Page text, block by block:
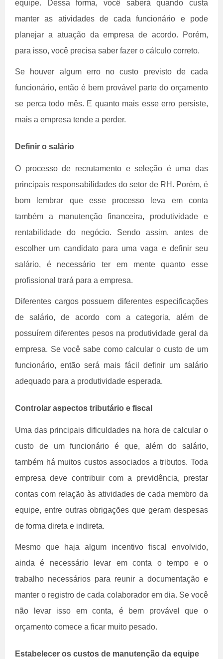
equipe. Dessa forma, você saberá quando custa
manter as atividades de cada funcionário e pode
planejar a atuação da empresa de acordo. Porém,
para isso, você precisa saber fazer o cálculo correto.
Se houver algum erro no custo previsto de cada
funcionário, então é bem provável parte do orçamento
se perca todo mês. E quanto mais esse erro persiste,
mais a empresa tende a perder.
Definir o salário
O processo de recrutamento e seleção é uma das
principais responsabilidades do setor de RH. Porém, é
bom lembrar que esse processo leva em conta
também a manutenção financeira, produtividade e
rentabilidade do negócio. Sendo assim, antes de
escolher um candidato para uma vaga e definir seu
salário, é necessário ter em mente quanto esse
profissional trará para a empresa.
Diferentes cargos possuem diferentes especificações
de salário, de acordo com a categoria, além de
possuírem diferentes pesos na produtividade geral da
empresa. Se você sabe como calcular o custo de um
funcionário, então será mais fácil definir um salário
adequado para a produtividade esperada.
Controlar aspectos tributário e fiscal
Uma das principais dificuldades na hora de calcular o
custo de um funcionário é que, além do salário,
também há muitos custos associados a tributos. Toda
empresa deve contribuir com a previdência, prestar
contas com relação às atividades de cada membro da
equipe, entre outras obrigações que geram despesas
de forma direta e indireta.
Mesmo que haja algum incentivo fiscal envolvido,
ainda é necessário levar em conta o tempo e o
trabalho necessários para reunir a documentação e
manter o registro de cada colaborador em dia. Se você
não levar isso em conta, é bem provável que o
orçamento comece a ficar muito pesado.
Estabelecer os custos de manutenção da equipe